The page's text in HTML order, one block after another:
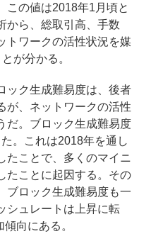
この値は2018年1月頃と
から、総取引高、手数
トワークの活性状況を媒
が分かる。
ック生成難易度は、後者
が、ネットワークの活性
だ。ブロック生成難易度
。これは2018年を通し
たことで、多くのマイニ
たことに起因する。その
ブロック生成難易度も一
シュレートは上昇に転
向にある。